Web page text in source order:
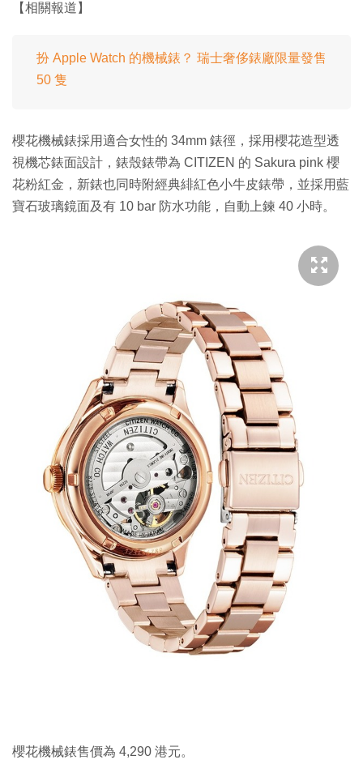
【相關報道】
扮 Apple Watch 的機械錶？ 瑞士奢侈錶廠限量發售
50 隻
櫻花機械錶採用適合女性的 34mm 錶徑，採用櫻花造型透
視機芯錶面設計，錶殼錶帶為 CITIZEN 的 Sakura pink 櫻
花粉紅金，新錶也同時附經典緋紅色小牛皮錶帶，並採用藍
寶石玻璃鏡面及有 10 bar 防水功能，自動上鍊 40 小時。
櫻花機械錶售價為 4,290 港元。